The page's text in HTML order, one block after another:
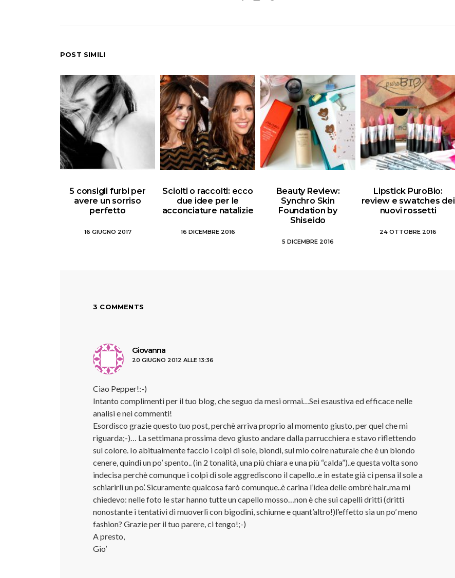
POST SIMILI
5 consigli furbi per
avere un sorriso
perfetto
16 GIUGNO 2017
Sciolti o raccolti: ecco
due idee per le
acconciature natalizie
16 DICEMBRE 2016
Beauty Review:
Synchro Skin
Foundation by
Shiseido
5 DICEMBRE 2016
Lipstick PuroBio:
review e swatches dei
nuovi rossetti
24 OTTOBRE 2016
3 COMMENTS
Giovanna
detto:
20 GIUGNO 2012 ALLE 13:36
Ciao Pepper!:-)
Intanto complimenti per il tuo blog, che seguo da mesi ormai…Sei esaustiva ed efficace nelle
analisi e nei commenti!
Esordisco grazie questo tuo post, perchè arriva proprio al momento giusto, per quel che mi
riguarda;-)… La settimana prossima devo giusto andare dalla parrucchiera e stavo riflettendo
sul colore. Io abitualmente faccio i colpi di sole, biondi, sul mio colre naturale che è un biondo
cenere, quindi un po’ spento.. (in 2 tonalità, una più chiara e una più “calda”)..e questa volta sono
indecisa perchè comunque i colpi di sole aggrediscono il capello..e in estate già ci pensa il sole a
schiarirli un po’. Sicuramente qualcosa farò comunque..è carina l’idea delle ombrè hair..ma mi
chiedevo: nelle foto le star hanno tutte un capello mosso…non è che sui capelli dritti (dritti
nonostante i tentativi di muoverli con bigodini, schiume e quant’altro!)l’effetto sia un po’ meno
fashion? Grazie per il tuo parere, ci tengo!;-)
A presto,
Gio’